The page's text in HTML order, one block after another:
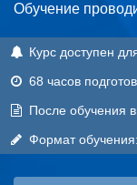
Обучение
Курс доступен
68 часов
После обучения
Формат